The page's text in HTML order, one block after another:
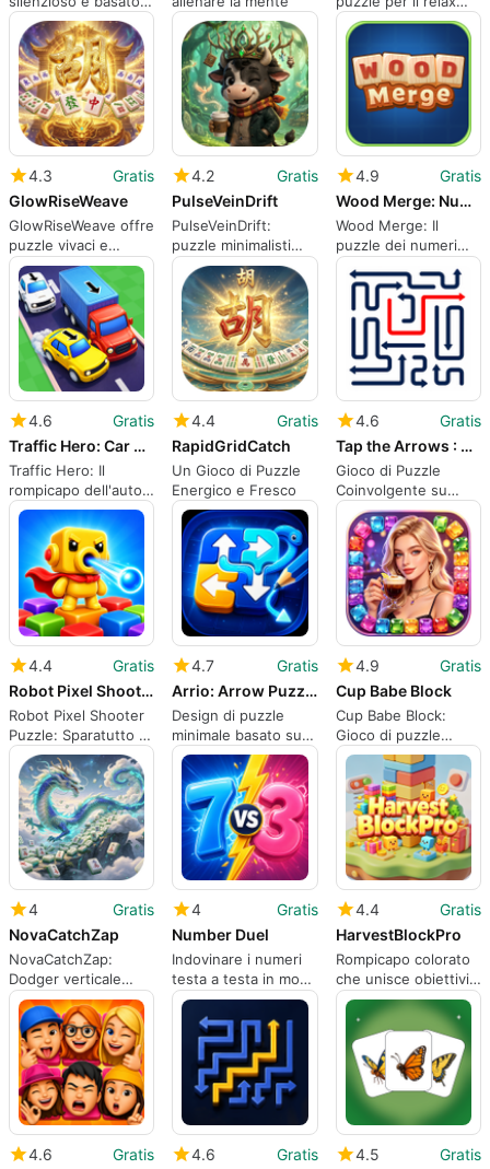
sulla precisione per
sessioni brevi
quotidiano e il
sollievo dell'umore
4.3
Gratis
GlowRiseWeave
GlowRiseWeave offre
puzzle vivaci e
creativi per il gioco
casual su Android
4.2
Gratis
PulseVeinDrift
PulseVeinDrift:
puzzle minimalisti
per sessioni mobili
brevi e tranquille
4.9
Gratis
Wood Merge: Number Puzzle
Wood Merge: Il
puzzle dei numeri
fonde la fusione
calma con una
profondità strategica
4.6
Gratis
Traffic Hero: Car Puzzle
Traffic Hero: Il
rompicapo dell'auto
districa ingorghi
misurati basati su
griglia
4.4
Gratis
RapidGridCatch
Un Gioco di Puzzle
Energico e Fresco
4.6
Gratis
Tap the Arrows : Puzzle Game
Gioco di Puzzle
Coinvolgente su
Android
4.4
Gratis
Robot Pixel Shooter Puzzle
Robot Pixel Shooter
Puzzle: Sparatutto a
griglia alimentato da
robot con arte pixel
4.7
Gratis
Arrio: Arrow Puzzle
Design di puzzle
minimale basato su
frecce per risolutori
di problemi pazienti
4.9
Gratis
Cup Babe Block
Cup Babe Block:
Gioco di puzzle
match-3 rilassato
con visuali pastello
4
Gratis
NovaCatchZap
NovaCatchZap:
Dodger verticale
seed-first con
punteggio basato
sulla crescita
4
Gratis
Number Duel
Indovinare i numeri
testa a testa in modo
veloce con un
orologio teso
4.4
Gratis
HarvestBlockPro
Rompicapo colorato
che unisce obiettivi
di raccolto e gioco
mobile tattico
4.6
Gratis
4.6
Gratis
4.5
Gratis